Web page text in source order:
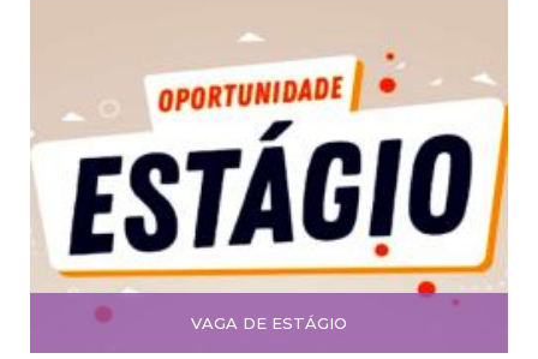
VAGA DE ESTÁGIO